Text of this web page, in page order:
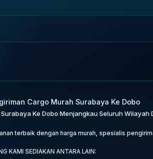
Cargo Murah Surabaya Ke Dobo
Ke Dobo Menjangkau Seluruh Wilayah
terbaik dengan harga murah, spesialis
KAMI SEDIAKAN ANTARA LAIN: